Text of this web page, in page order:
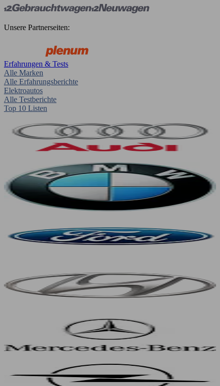
Unsere Partnerseiten:
Erfahrungen & Tests
Alle Marken
Alle Erfahrungsberichte
Elektroautos
Alle Testberichte
Top 10 Listen